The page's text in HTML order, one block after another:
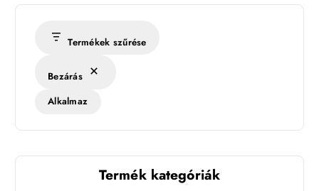
Termékek szűrése
Bezárás
Alkalmaz
Termék kategóriák